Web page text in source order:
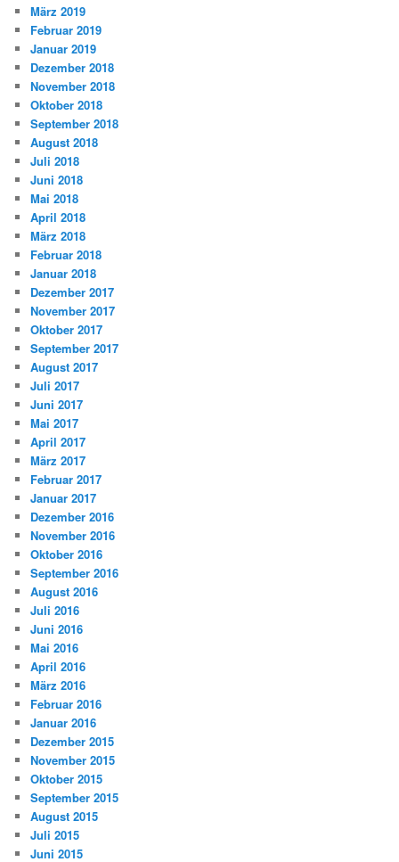
März 2019
Februar 2019
Januar 2019
Dezember 2018
November 2018
Oktober 2018
September 2018
August 2018
Juli 2018
Juni 2018
Mai 2018
April 2018
März 2018
Februar 2018
Januar 2018
Dezember 2017
November 2017
Oktober 2017
September 2017
August 2017
Juli 2017
Juni 2017
Mai 2017
April 2017
März 2017
Februar 2017
Januar 2017
Dezember 2016
November 2016
Oktober 2016
September 2016
August 2016
Juli 2016
Juni 2016
Mai 2016
April 2016
März 2016
Februar 2016
Januar 2016
Dezember 2015
November 2015
Oktober 2015
September 2015
August 2015
Juli 2015
Juni 2015